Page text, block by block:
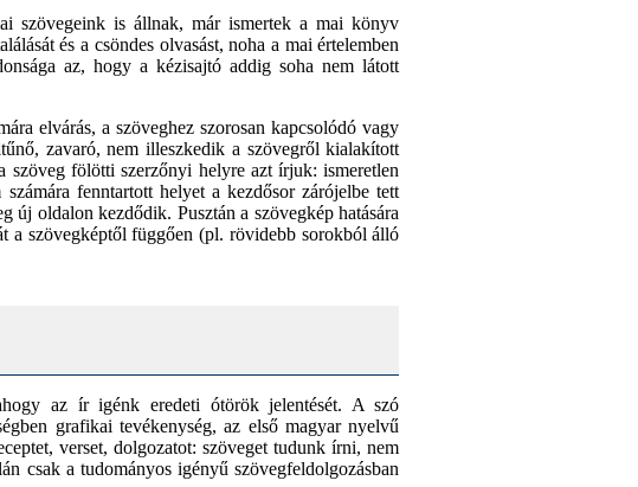
szövegeink is állnak, már ismertek a mai könyv
és a csöndes olvasást, noha a mai értelemben
az, hogy a kézisajtó addig soha nem látott
elvárás, a szöveghez szorosan kapcsolódó vagy
zavaró, nem illeszkedik a szövegről kialakított
szöveg fölötti szerzőnyi helyre azt írjuk: ismeretlen
fenntartott helyet a kezdősor zárójelbe tett
új oldalon kezdődik. Pusztán a szövegkép hatására
a szövegképtől függően (pl. rövidebb sorokból álló
az ír igénk eredeti ótörök jelentését. A szó
grafikai tevékenység, az első magyar nyelvű
verset, dolgozatot: szöveget tudunk írni, nem
csak a tudományos igényű szövegfeldolgozásban